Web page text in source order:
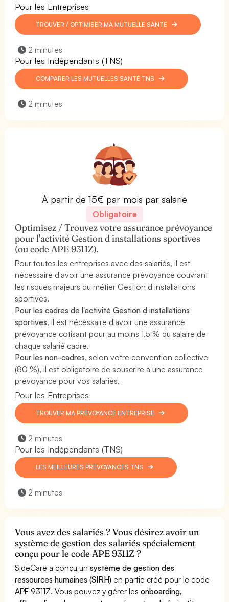
Pour les Entreprises
TROUVER / OPTIMISER MA MUTUELLE SANTÉ
2 minutes
Pour les Indépendants (TNS)
COMPARER LES MUTUELLES SANTÉ TNS
2 minutes
À partir de 15€ par mois par salarié
Obligatoire
Optimisez / Trouvez votre assurance prévoyance
pour l'activité Gestion d installations sportives
(ou code APE 9311Z).
Pour toutes les entreprises avec des salariés, il est
nécessaire d'avoir une assurance prévoyance couvrant
les risques majeurs du métier Gestion d installations
sportives.
Pour les cadres de l'activité Gestion d installations
sportives, il est nécessaire d'avoir une assurance
prévoyance cotisant pour au moins 1,5 % du salaire de
chaque salarié cadre.
Pour les non-cadres, selon votre convention collective
(80 %), il est obligatoire de souscrire à une assurance
prévoyance pour vos salariés.
Pour les Entreprises
TROUVER MA PRÉVOYANCE ENTREPRISE
2 minutes
Pour les Indépendants (TNS)
LES MEILLEURES PRÉVOYANCES TNS
2 minutes
Vous avez des salariés ? Vous désirez avoir un
système de gestion des salariés spécialement
conçu pour le code APE 9311Z ?
SideCare a conçu unsystème de gestion des
ressources humaines (SIRH) en partie créé pour le code
APE 9311Z. Vous pouvez y gérer lesonboarding,